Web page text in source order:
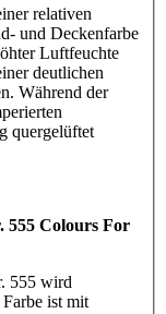
relativen
und Deckenfarbe
Luftfeuchte
deutlichen
Während der
quergelüftet
555 Colours For
555 wird
ist mit